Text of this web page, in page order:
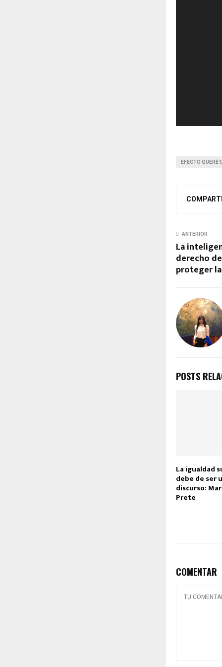
EFECTO
ANTERIOR
La
derecho
proteger
POSTS
La igualdad
debe de ser
discurso:
Prete
COMENTAR